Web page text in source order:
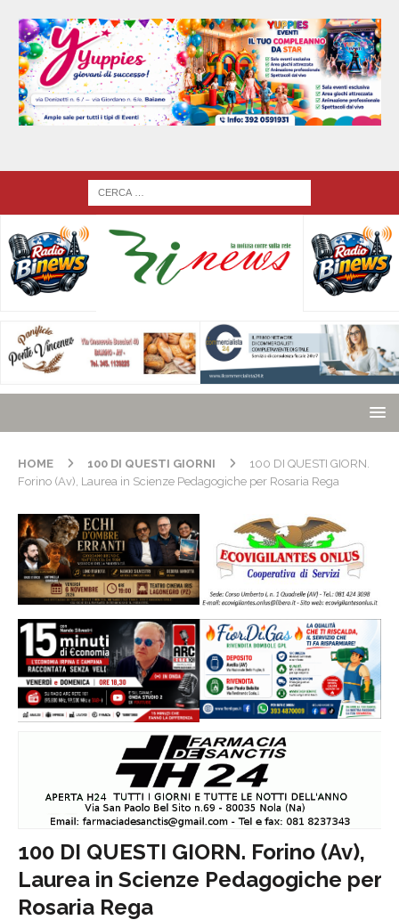
HOME 100 DI QUESTI GIORNI
100 DI QUESTI GIORN.
Forino (Av), Laurea in Scienze Pedagogiche per Rosaria Rega
100 DI QUESTI GIORN. Forino (Av),
Laurea in Scienze Pedagogiche per
Rosaria Rega